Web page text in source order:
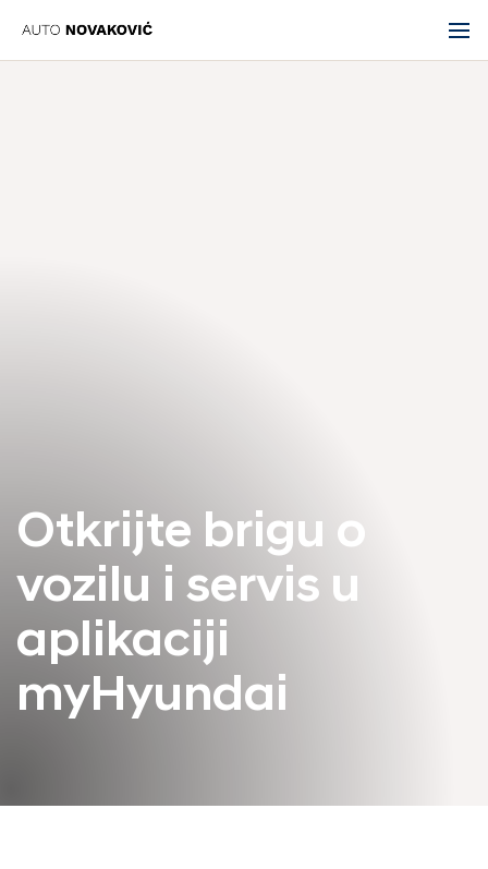
Otkrijte brigu o
vozilu i servis u
aplikaciji
myHyundai